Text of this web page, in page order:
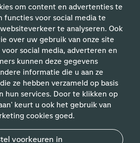
om content en advertenties te
functies voor social media te
te analyseren. Ook
over uw gebruik van onze site
social media, adverteren en
kunnen deze gegevens
informatie die u aan ze
ze hebben verzameld op basis
hun services. Door te klikken op
keurt u ook het gebruik van
cookies goed.
voorkeuren in